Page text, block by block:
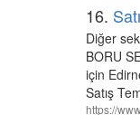
16.
Diğer
BORU
için
Satış
https://